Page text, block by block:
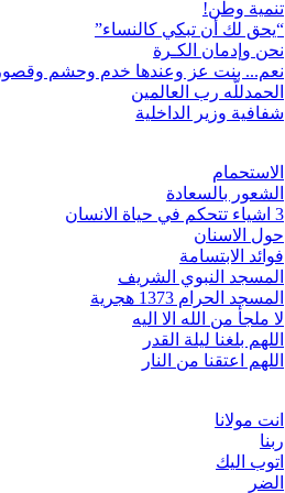
تنمية وطن!
“يحق لك أن تبكي كالنساء”
نحن وإدمان الكـرة
نعم... بنت عز وعندها خدم وحشم
الحمدللّه رب العالمين
شفافية وزير الداخلية
الاستحمام
الشعور بالسعادة
3 اشياء تتحكم في حياة الانسان
حول الاسنان
فوائد الابتسامة
المسجد النبوي الشريف
المسجد الحرام 1373 هجرية
لا ملجأ من الله الا اليه
اللهم بلغنا ليلة القدر
اللهم اعتقنا من النار
انت مولانا
ربنا
اتوب اليك
الضر